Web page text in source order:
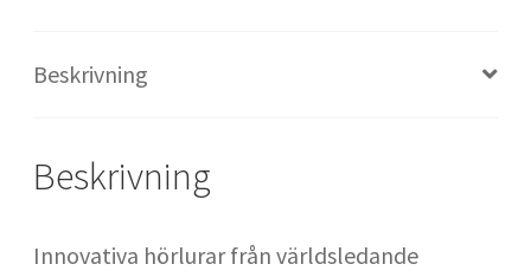
Säckhandskar : handskar för säckträning
SATS Fridhemsplan
SATS Odenplan
Beskrivning
Beskrivning
Innovativa hörlurar från världsledande